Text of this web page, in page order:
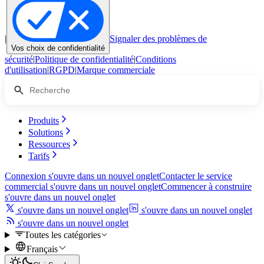
|
Vos choix de confidentialité
Signaler des problèmes de
sécurité|Politique de confidentialité|Conditions
d'utilisation|RGPD|Marque commerciale
Produits
Solutions
Ressources
Tarifs
Connexion s'ouvre dans un nouvel ongletContacter le service
commercial s'ouvre dans un nouvel ongletCommencer à construire
s'ouvre dans un nouvel onglet
s'ouvre dans un nouvel onglet
s'ouvre dans un nouvel onglet
s'ouvre dans un nouvel onglet
Toutes les catégories
Français